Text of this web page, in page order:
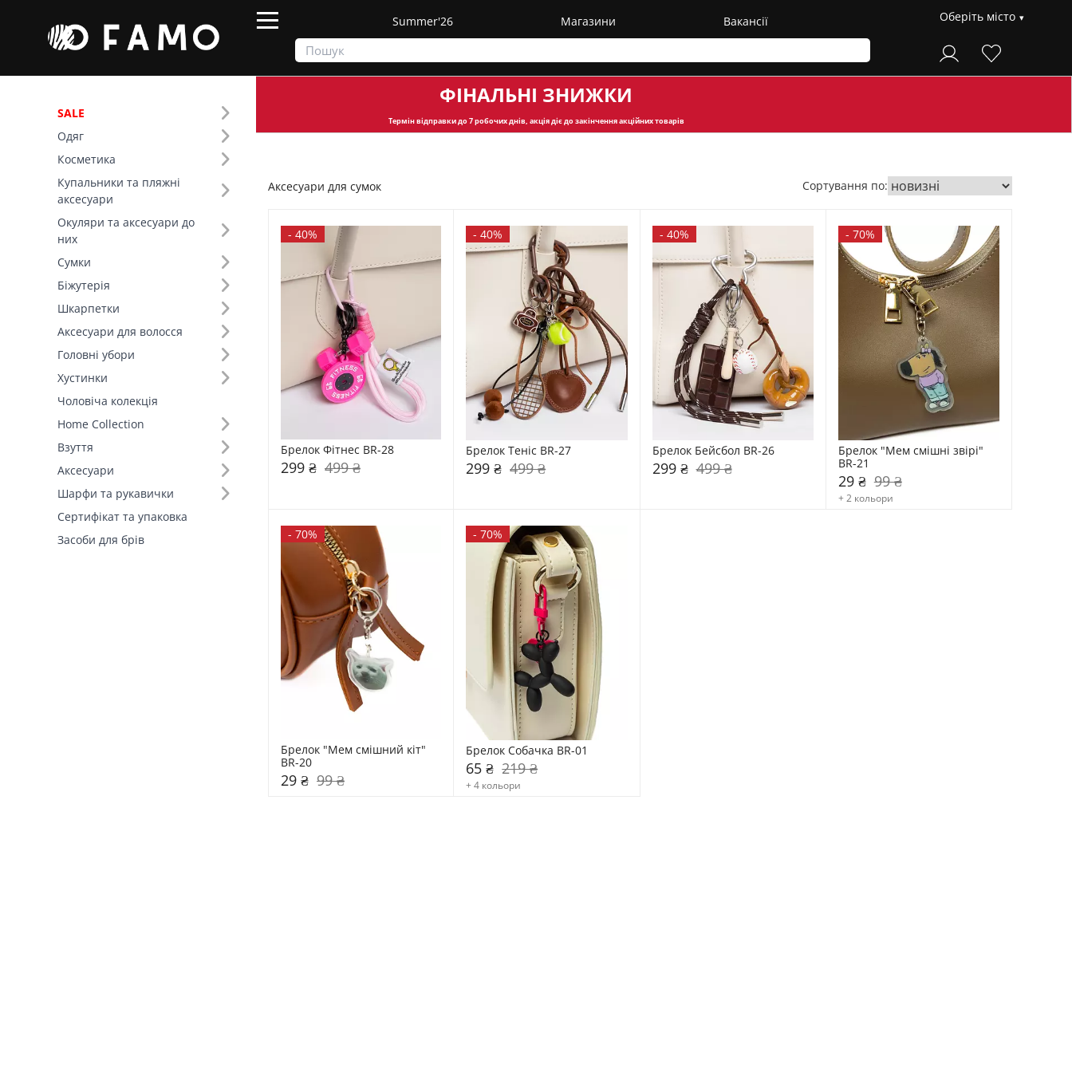
Summer'26 Магазини Вакансії Оберіть місто
SALE
Одяг
Косметика
Купальники та пляжні
аксесуари
Окуляри та аксесуари до
них
Сумки
Біжутерія
Шкарпетки
Аксесуари для волосся
Головні убори
Хустинки
Чоловіча колекція
Home Collection
Взуття
Аксесуари
Шарфи та рукавички
Сертифікат та упаковка
Засоби для брів
ФІНАЛЬНІ ЗНИЖКИ
Термін відправкидо 7 робочих днів, акція діє до закінчення акційних товарів
Аксесуари для сумок
Фільтр
Ціна
SALE
Країна виробник (1)
Аксесуари для сумок Сортування по:
- 40%
Брелок Фітнес BR-28
299 ₴ 499 ₴
-40%
Брелок Теніс BR-27
299 ₴ 499 ₴
- 40%
Брелок Бейсбол BR-26
299 ₴ 499 ₴
- 70%
Брелок "Мем смішні звірі"
BR-21
29 ₴ 99 ₴
+ 2 кольори
- 70%
Брелок "Мем смішний кіт"
BR-20
29 ₴ 99 ₴
-70%
Брелок Собачка BR-01
65 ₴ 219 ₴
+ 4 кольори